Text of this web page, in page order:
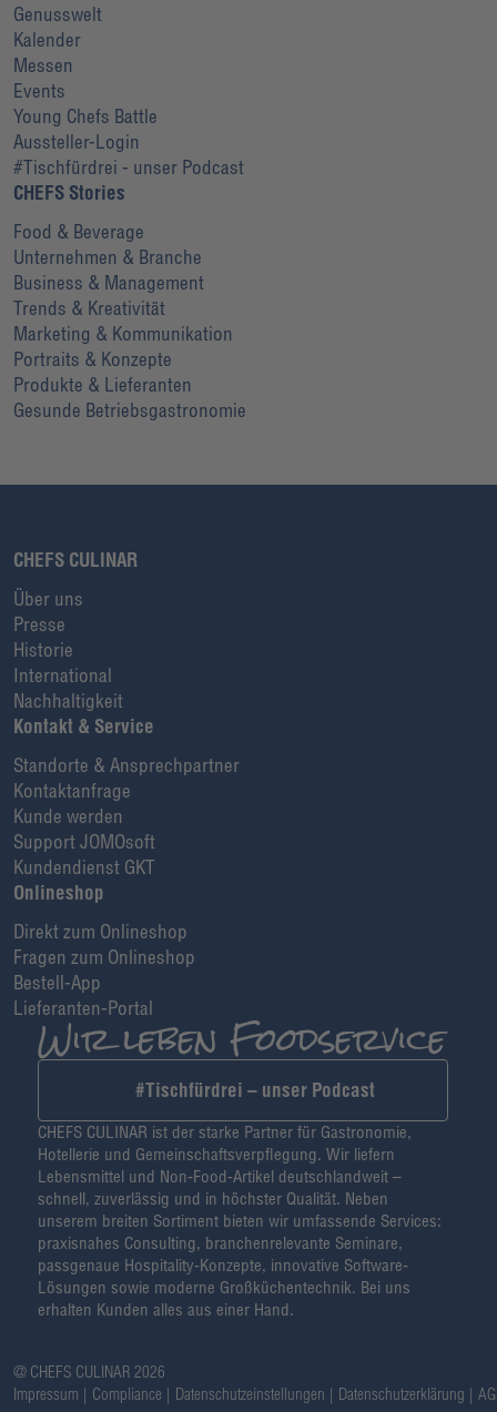
Genusswelt
Kalender
Messen
Events
Young Chefs Battle
Aussteller-Login
#Tischfürdrei - unser Podcast
CHEFS Stories
Food & Beverage
Unternehmen & Branche
Business & Management
Trends & Kreativität
Marketing & Kommunikation
Portraits & Konzepte
Produkte & Lieferanten
Gesunde Betriebsgastronomie
CHEFS CULINAR
Über uns
Presse
Historie
International
Nachhaltigkeit
Kontakt & Service
Standorte & Ansprechpartner
Kontaktanfrage
Kunde werden
Support JOMOsoft
Kundendienst GKT
Onlineshop
Direkt zum Onlineshop
Fragen zum Onlineshop
Bestell-App
Lieferanten-Portal
#Tischfürdrei – unser Podcast
CHEFS CULINAR ist der starke Partner für Gastronomie,
Hotellerie und Gemeinschaftsverpflegung. Wir liefern
Lebensmittel und Non-Food-Artikel deutschlandweit –
schnell, zuverlässig und in höchster Qualität. Neben
unserem breiten Sortiment bieten wir umfassende Services:
praxisnahes Consulting, branchenrelevante Seminare,
passgenaue Hospitality-Konzepte, innovative Software-
Lösungen sowie moderne Großküchentechnik. Bei uns
erhalten Kunden alles aus einer Hand.
@ CHEFS CULINAR 2026
Impressum
Compliance Datenschutzeinstellungen Datenschutzerklärung